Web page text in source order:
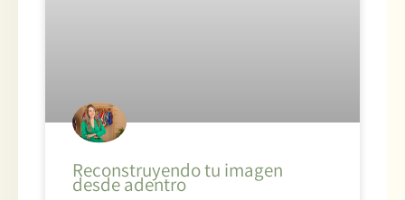
Reconstruyendo tu imagen
desde adentro